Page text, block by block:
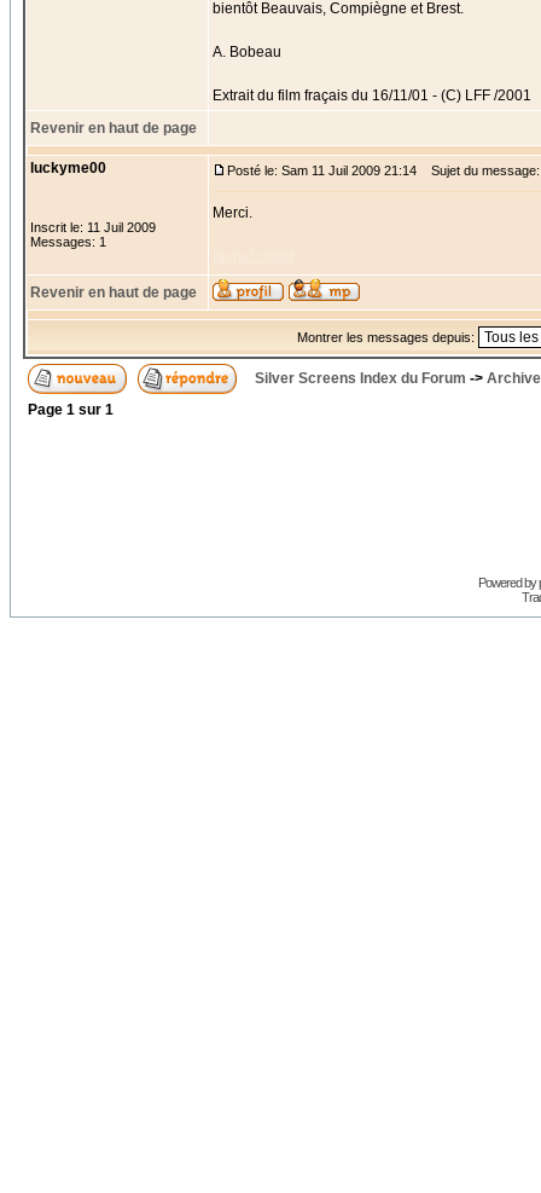
bientôt Beauvais, Compiègne et Brest.
A. Bobeau
Extrait du film fraçais du 16/11/01 - (C) LFF /2001
Revenir en haut de page
luckyme00
Inscrit le: 11 Juil 2009
Messages: 1
Posté le: Sam 11 Juil 2009 21:14 Sujet du message:
Merci.
Revenir en haut de page
Montrer les messages depuis:
Silver Screens Index du Forum ->
Page 1 sur 1
Powered by